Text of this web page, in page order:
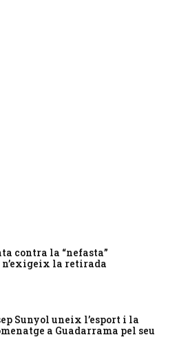
contra la “nefasta”
n’exigeix la retirada
Sunyol uneix l’esport i la
a Guadarrama pel seu